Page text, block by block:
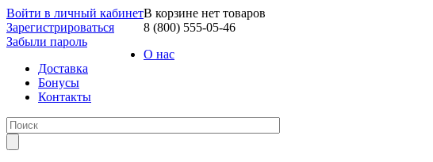
Войти в личный кабинет
Зарегистрироваться
Забыли пароль
В корзине нет товаров
8 (800) 555-05-46
О нас
Доставка
Бонусы
Контакты